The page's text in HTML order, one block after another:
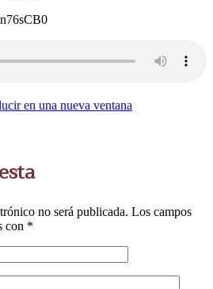
en una nueva ventana
no será publicada. Los campos
con *